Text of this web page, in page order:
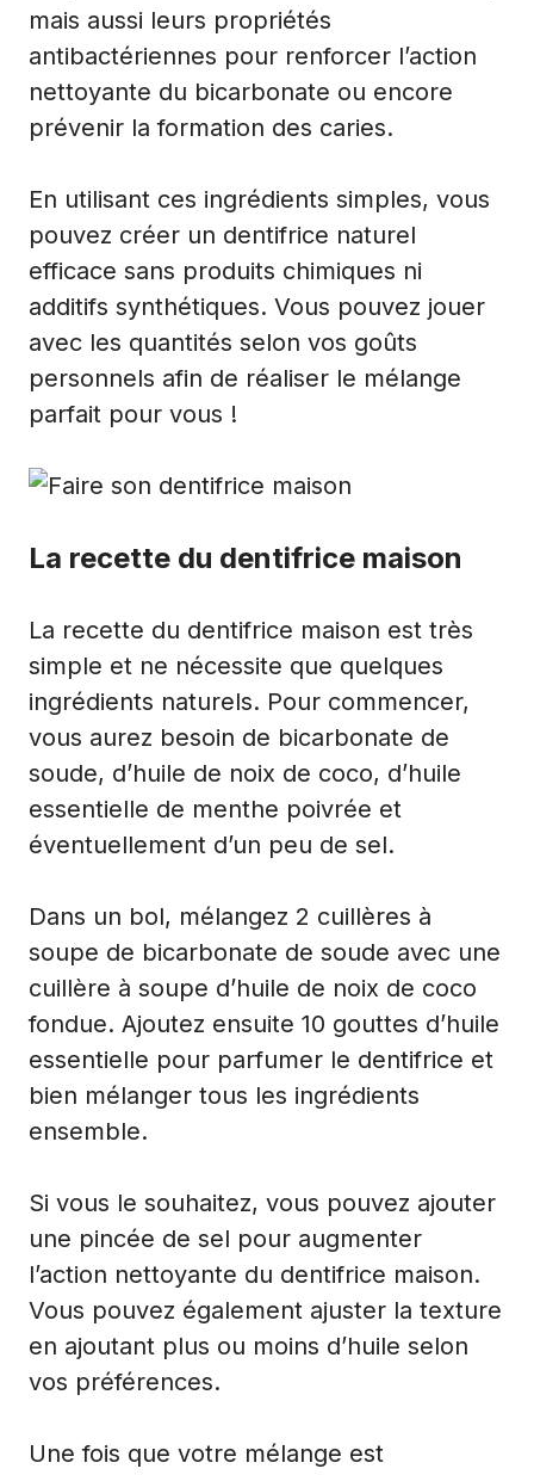
mais aussi leurs propriétés
antibactériennes pour renforcer l’action
nettoyante du bicarbonate ou encore
prévenir la formation des caries.
En utilisant ces ingrédients simples, vous
pouvez créer un dentifrice naturel
efficace sans produits chimiques ni
additifs synthétiques. Vous pouvez jouer
avec les quantités selon vos goûts
personnels afin de réaliser le mélange
parfait pour vous !
La recette du dentifrice maison
La recette du dentifrice maison est très
simple et ne nécessite que quelques
ingrédients naturels. Pour commencer,
vous aurez besoin de bicarbonate de
soude, d’huile de noix de coco, d’huile
essentielle de menthe poivrée et
éventuellement d’un peu de sel.
Dans un bol, mélangez 2 cuillères à
soupe de bicarbonate de soude avec une
cuillère à soupe d’huile de noix de coco
fondue. Ajoutez ensuite 10 gouttes d’huile
essentielle pour parfumer le dentifrice et
bien mélanger tous les ingrédients
ensemble.
Si vous le souhaitez, vous pouvez ajouter
une pincée de sel pour augmenter
l’action nettoyante du dentifrice maison.
Vous pouvez également ajuster la texture
en ajoutant plus ou moins d’huile selon
vos préférences.
Une fois que votre mélange est